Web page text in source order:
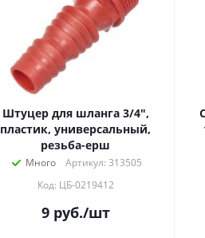
Штуцер для шланга 3/4",
пластик, универсальный,
резьба-ерш
Много
Артикул: 313505
Код: ЦБ-0219412
9руб./шт